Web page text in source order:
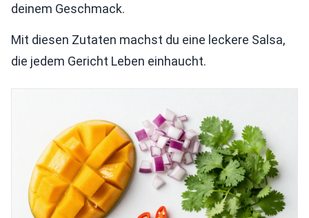
deinem Geschmack.
Mit diesen Zutaten machst du eine leckere Salsa,
die jedem Gericht Leben einhaucht.